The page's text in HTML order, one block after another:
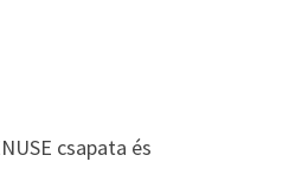
csapata és